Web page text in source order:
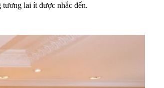
lai ít được nhắc đến.